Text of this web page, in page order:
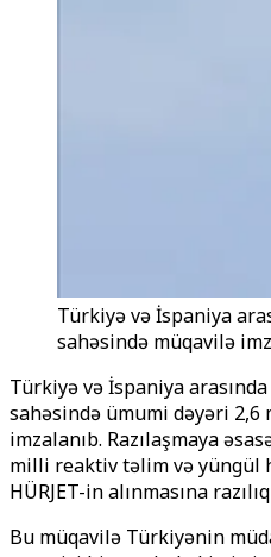
Türkiyə və İspaniya
sahəsində müqavilə
Türkiyə və İspaniya
sahəsində ümumi dəyəri
imzalanıb. Razılaşmaya
milli reaktiv təlim və yüngül
HÜRJET-in alınmasına
Bu müqavilə Türkiyənin